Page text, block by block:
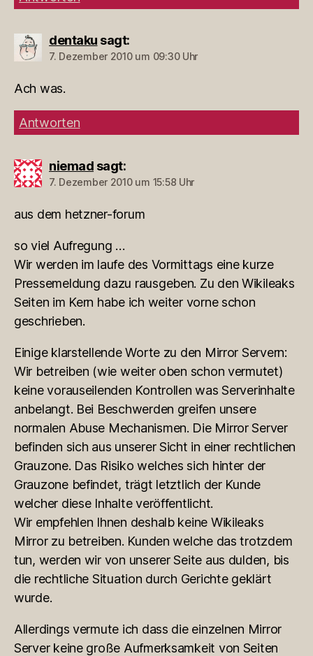
dentaku sagt:
7. Dezember 2010 um 09:30 Uhr
Ach was.
Antworten
niemad sagt:
7. Dezember 2010 um 15:58 Uhr
aus dem hetzner-forum
so viel Aufregung …
Wir werden im laufe des Vormittags eine kurze
Pressemeldung dazu rausgeben. Zu den Wikileaks
Seiten im Kern habe ich weiter vorne schon
geschrieben.
Einige klarstellende Worte zu den Mirror Servern:
Wir betreiben (wie weiter oben schon vermutet)
keine vorauseilenden Kontrollen was Serverinhalte
anbelangt. Bei Beschwerden greifen unsere
normalen Abuse Mechanismen. Die Mirror Server
befinden sich aus unserer Sicht in einer rechtlichen
Grauzone. Das Risiko welches sich hinter der
Grauzone befindet, trägt letztlich der Kunde
welcher diese Inhalte veröffentlicht.
Wir empfehlen Ihnen deshalb keine Wikileaks
Mirror zu betreiben. Kunden welche das trotzdem
tun, werden wir von unserer Seite aus dulden, bis
die rechtliche Situation durch Gerichte geklärt
wurde.
Allerdings vermute ich dass die einzelnen Mirror
Server keine große Aufmerksamkeit von Seiten